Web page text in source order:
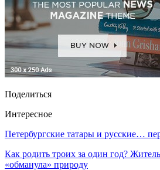
Поделиться
Интересное
Петербургские татары и русские…
Как родить троих за один год?
«обманула» природу